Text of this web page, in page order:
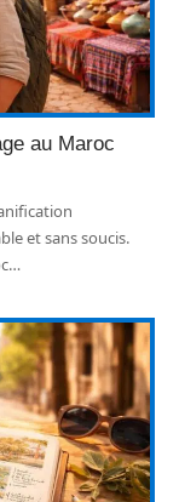
au Maroc
et sans soucis.
…